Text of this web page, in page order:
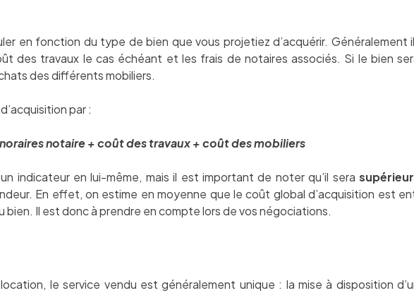
en fonction du type de bien que vous projetiez d’acquérir. Généralement
des travaux le cas échéant et les frais de notaires associés. Si le bien
des différents mobiliers.
d’acquisition par :
notaire + coût des travaux + coût des mobiliers
indicateur en lui-même, mais il est important de noter qu’il sera
En effet, on estime en moyenne que le coût global d’acquisition est
bien. Il est donc à prendre en compte lors de vos négociations.
le service vendu est généralement unique : la mise à disposition